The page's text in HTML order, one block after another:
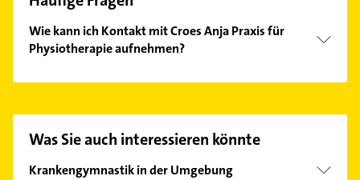
Wie kann ich Kontakt mit Croes Anja Praxis für
Physiotherapie aufnehmen?
Hier finden Sie alleKontaktdaten
Was Sie auch interessieren könnte
Krankengymnastik in der Umgebung